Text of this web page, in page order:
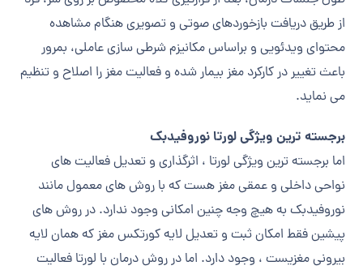
از طریق دریافت بازخوردهای صوتی و تصویری هنگام مشاهده
محتوای ویدئویی و براساس مکانیزم شرطی سازی عاملی، بمرور
باعث تغییر در کارکرد مغز بیمار شده و فعالیت مغز را اصلاح و تنظیم
می نماید.
برجسته ترین ویژگی لورتا نوروفیدبک
اما برجسته ترین ویژگی لورتا ، اثرگذاری و تعدیل فعالیت های
نواحی داخلی و عمقی مغز هست که با روش های معمول مانند
نوروفیدبک به هیچ وجه چنین امکانی وجود ندارد. در روش های
پیشین فقط امکان ثبت و تعدیل لایه کورتکس مغز که همان لایه
بیرونی مغزیست ، وجود دارد. اما در روش درمان با لورتا فعالیت